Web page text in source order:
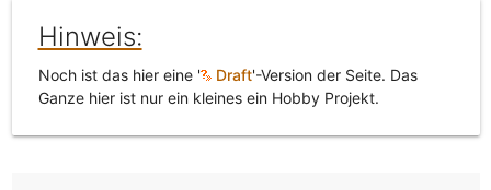
Hinweis:
Noch ist das hier eine ' Draft'-Version der Seite. Das
Ganze hier ist nur ein kleines ein Hobby Projekt.